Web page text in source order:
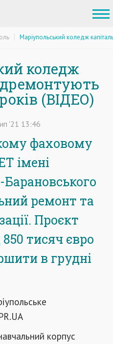
Маріупольський коледж
коледж
(ВІДЕО)
'21 13:46
фаховому
імені
ремонт та
Проєкт
тисяч євро
в грудні
корпус